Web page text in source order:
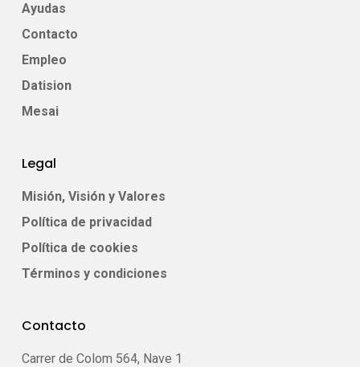
Ayudas
Contacto
Empleo
Datision
Mesai
Legal
Misión, Visión y Valores
Política de privacidad
Política de cookies
Términos y condiciones
Contacto
Carrer de Colom 564, Nave 1